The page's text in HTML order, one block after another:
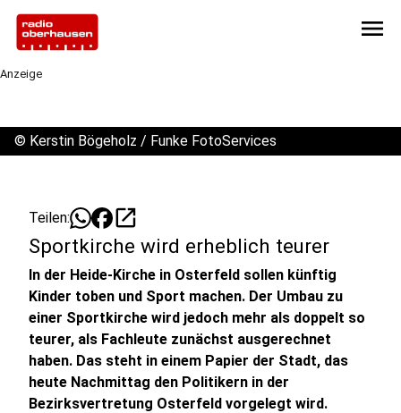
menu
Anzeige
© Kerstin Bögeholz / Funke FotoServices
Teilen: open_in_new
Sportkirche wird erheblich teurer
In der Heide-Kirche in Osterfeld sollen künftig
Kinder toben und Sport machen. Der Umbau zu
einer Sportkirche wird jedoch mehr als doppelt so
teurer, als Fachleute zunächst ausgerechnet
haben. Das steht in einem Papier der Stadt, das
heute Nachmittag den Politikern in der
Bezirksvertretung Osterfeld vorgelegt wird.